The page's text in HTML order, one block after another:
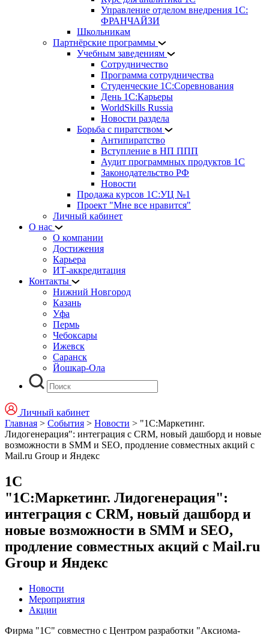
Управление отделом внедрения 1С:
ФРАНЧАЙЗИ
Школьникам
Партнёрские программы
Учебным заведениям
Сотрудничество
Программа сотрудничества
Студенческие 1С:Соревнования
День 1С:Карьеры
WorldSkills Russia
Новости раздела
Борьба с пиратством
Антипиратство
Вступление в НП ППП
Аудит программных продуктов 1С
Законодательство РФ
Новости
Продажа курсов 1С:УЦ №1
Проект "Мне все нравится"
Личный кабинет
О нас
О компании
Достижения
Карьера
ИТ-аккредитация
Контакты
Нижний Новгород
Казань
Уфа
Пермь
Чебоксары
Ижевск
Саранск
Йошкар-Ола
Личный кабинет
Главная > События > Новости > "1С:Маркетинг.
Лидогенерация": интеграция с CRM, новый дашборд и новые
возможности в SMM и SEO, продление совместных акций с
Mail.ru Group и Яндекс
1С
"1С:Маркетинг. Лидогенерация":
интеграция с CRM, новый дашборд и
новые возможности в SMM и SEO,
продление совместных акций с Mail.ru
Group и Яндекс
Новости
Мероприятия
Акции
Фирма "1С" совместно с Центром разработки "Аксиома-